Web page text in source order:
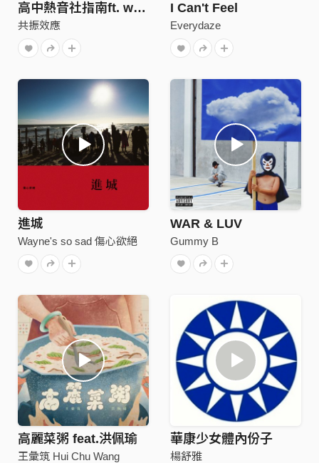
高中熱音社指南ft. wannasleep
共振效應
I Can't Feel
Everydaze
進城
Wayne's so sad 傷心欲絕
WAR & LUV
Gummy B
高麗菜粥 feat.洪佩瑜
王彙筑 Hui Chu Wang
華康少女體內份子
楊舒雅